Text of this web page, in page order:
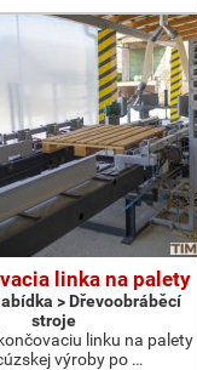
linka na palety
> Dřevoobráběcí
stroje
linku na palety
výroby po …